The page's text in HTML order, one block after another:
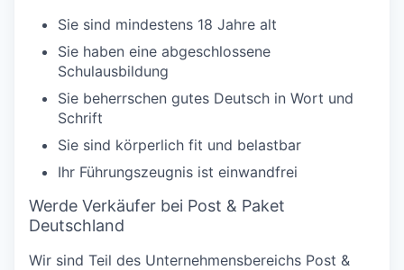
Sie sind mindestens 18 Jahre alt
Sie haben eine abgeschlossene
Schulausbildung
Sie beherrschen gutes Deutsch in Wort und
Schrift
Sie sind körperlich fit und belastbar
Ihr Führungszeugnis ist einwandfrei
Werde Verkäufer bei Post & Paket
Deutschland
Wir sind Teil des Unternehmensbereichs Post &